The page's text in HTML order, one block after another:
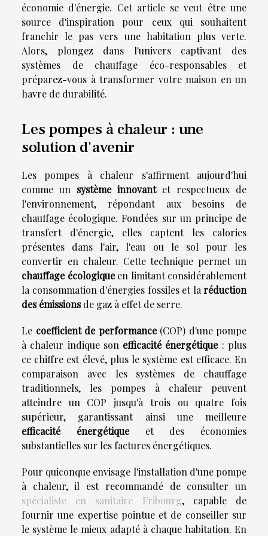
économie d'énergie. Cet article se veut être une
source d'inspiration pour ceux qui souhaitent
franchir le pas vers une habitation plus verte.
Alors, plongez dans l'univers captivant des
systèmes de chauffage éco-responsables et
préparez-vous à transformer votre maison en un
havre de durabilité.
Les pompes à chaleur : une
solution d'avenir
Les pompes à chaleur s'affirment aujourd'hui
comme un système innovantet respectueux de
l'environnement, répondant aux besoins de
chauffage écologique. Fondées sur un principe de
transfert d'énergie, elles captent les calories
présentes dans l'air, l'eau ou le sol pour les
convertir en chaleur. Cette technique permet un
chauffage écologiqueen limitant considérablement
la consommation d'énergies fossiles et la réduction
des émissionsde gaz à effet de serre.
Le coefficient de performance(COP) d'une pompe
à chaleur indique son efficacité énergétique: plus
ce chiffre est élevé, plus le système est efficace. En
comparaison avec les systèmes de chauffage
traditionnels, les pompes à chaleur peuvent
atteindre un COP jusqu'à trois ou quatre fois
supérieur, garantissant ainsi une meilleure
efficacité énergétiqueet des économies
substantielles sur les factures énergétiques.
Pour quiconque envisage l'installation d'une pompe
à chaleur, il est recommandé de consulter un
spécialiste en sanitaire Fribourg, capable de
fournir une expertise pointue et de conseiller sur
le système le mieux adapté à chaque habitation. En